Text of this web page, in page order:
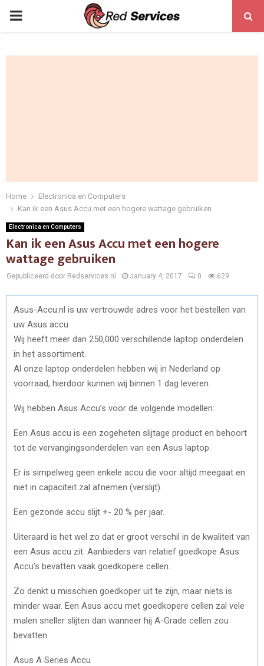
PRIMARY
Home
Electronica en Computers
Kan ik een Asus Accu met een hogere wattage gebruiken
Electronica en Computers
Kan ik een Asus Accu met een hogere
wattage gebruiken
Gepubliceerd door Redservices.nl January 4, 2017 0 629
Asus-Accu.nl is uw vertrouwde adres voor het bestellen van
uw Asus accu
Wij heeft meer dan 250,000 verschillende laptop onderdelen
in het assortiment.
Al onze laptop onderdelen hebben wij in Nederland op
voorraad, hierdoor kunnen wij binnen 1 dag leveren.
Wij hebben Asus Accu’s voor de volgende modellen:
Een Asus accu is een zogeheten slijtage product en behoort
tot de vervangingsonderdelen van een Asus laptop.
Er is simpelweg geen enkele accu die voor altijd meegaat en
niet in capaciteit zal afnemen (verslijt).
Een gezonde accu slijt +- 20 % per jaar.
Uiteraard is het wel zo dat er groot verschil in de kwaliteit van
een Asus accu zit. Aanbieders van relatief goedkope Asus
Accu’s bevatten vaak goedkopere cellen.
Zo denkt u misschien goedkoper uit te zijn, maar niets is
minder waar. Een Asus accu met goedkopere cellen zal vele
malen sneller slijten dan wanneer hij A-Grade cellen zou
bevatten.
Asus A Series Accu